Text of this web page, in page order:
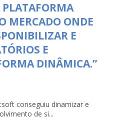
PLATAFORMA
MERCADO ONDE
E
E
DINÂMICA.”
conseguiu dinamizar e
de si...